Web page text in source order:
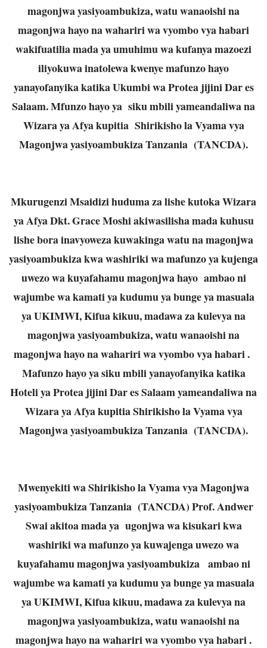
magonjwa yasiyoambukiza, watu wanaoishi na
magonjwa hayo na wahariri wa vyombo vya habari
wakifuatilia mada ya umuhimu wa kufanya mazoezi
iliyokuwa inatolewa kwenye mafunzo hayo
yanayofanyika katika Ukumbi wa Protea jijini Dar es
Salaam. Mfunzo hayo ya siku mbili yameandaliwa na
Wizara ya Afya kupitia Shirikisho la Vyama vya
Magonjwa yasiyoambukiza Tanzania (TANCDA).
Mkurugenzi Msaidizi huduma za lishe kutoka Wizara
ya Afya Dkt. Grace Moshi akiwasilisha mada kuhusu
lishe bora inavyoweza kuwakinga watu na magonjwa
yasiyoambukiza kwa washiriki wa mafunzo ya kujenga
uwezo wa kuyafahamu magonjwa hayo ambao ni
wajumbe wa kamati ya kudumu ya bunge ya masuala
ya UKIMWI, Kifua kikuu, madawa za kulevya na
magonjwa yasiyoambukiza, watu wanaoishi na
magonjwa hayo na wahariri wa vyombo vya habari .
Mafunzo hayo ya siku mbili yanayofanyika katika
Hoteli ya Protea jijini Dar es Salaam yameandaliwa na
Wizara ya Afya kupitia Shirikisho la Vyama vya
Magonjwa yasiyoambukiza Tanzania (TANCDA).
Mwenyekiti wa Shirikisho la Vyama vya Magonjwa
yasiyoambukiza Tanzania (TANCDA) Prof. Andwer
Swai akitoa mada ya ugonjwa wa kisukari kwa
washiriki wa mafunzo ya kuwajenga uwezo wa
kuyafahamu magonjwa yasiyoambukiza ambao ni
wajumbe wa kamati ya kudumu ya bunge ya masuala
ya UKIMWI, Kifua kikuu, madawa za kulevya na
magonjwa yasiyoambukiza, watu wanaoishi na
magonjwa hayo na wahariri wa vyombo vya habari .